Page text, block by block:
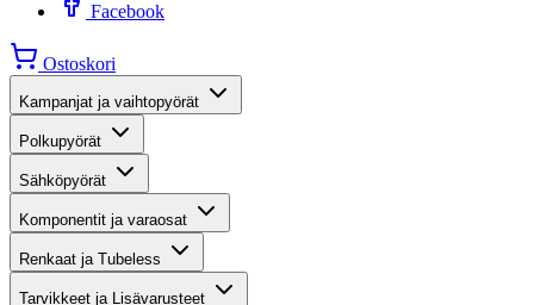
Facebook
Ostoskori
Kampanjat ja vaihtopyörät
Polkupyörät
Sähköpyörät
Komponentit ja varaosat
Renkaat ja Tubeless
Tarvikkeet ja Lisävarusteet